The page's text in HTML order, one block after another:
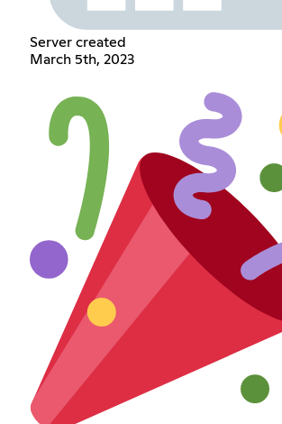
Server created
March 5th, 2023